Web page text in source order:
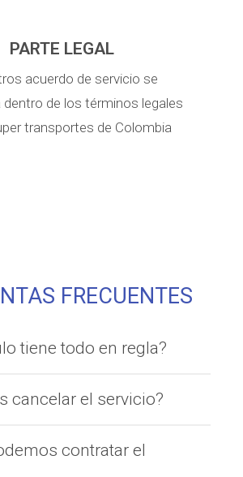
PARTE LEGAL
acuerdo de servicio se
dentro de los términos legales
transportes de Colombia
FRECUENTES
tiene todo en regla?
cancelar el servicio?
contratar el